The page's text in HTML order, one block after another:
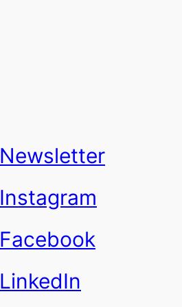
Newsletter
Instagram
Facebook
LinkedIn